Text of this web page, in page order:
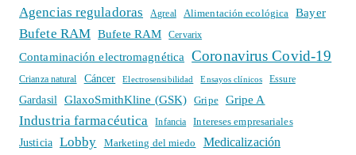
Agencias reguladoras
Agreal Alimentación ecológica Bayer
Bufete RAM Bufete RAM Cervarix
Contaminación electromagnética Coronavirus Covid-19
Crianza natural Cáncer Electrosensibilidad Ensayos clínicos Essure
Gardasil GlaxoSmithKline (GSK) Gripe Gripe A
Industria farmacéutica Infancia
Intereses empresariales
Justicia
Lobby Marketing del miedo Medicalización